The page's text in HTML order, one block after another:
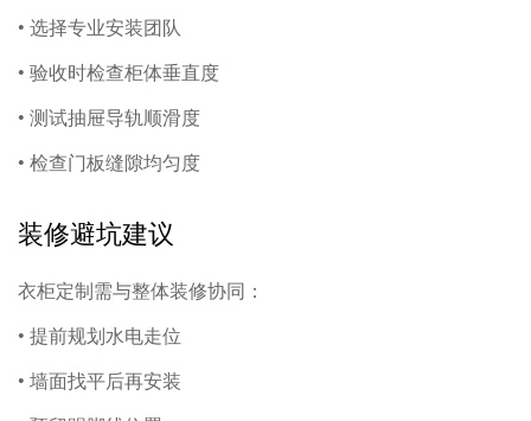
• 选择专业安装团队
• 验收时检查柜体垂直度
• 测试抽屉导轨顺滑度
• 检查门板缝隙均匀度
装修避坑建议
衣柜定制需与整体装修协同：
• 提前规划水电走位
• 墙面找平后再安装